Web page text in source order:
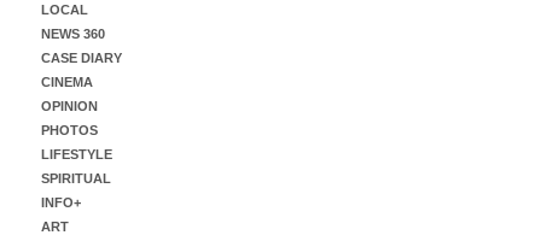
LOCAL
NEWS 360
CASE DIARY
CINEMA
OPINION
PHOTOS
LIFESTYLE
SPIRITUAL
INFO+
ART